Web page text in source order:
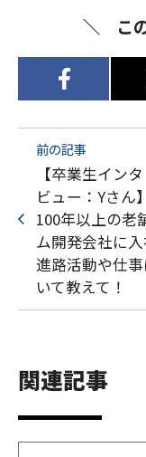
こ
前の記事
【卒業生インタ
ビュー：Yさん
100年以上の老
ム開発会社に入
進路活動や仕
いて教えて！
関連記事